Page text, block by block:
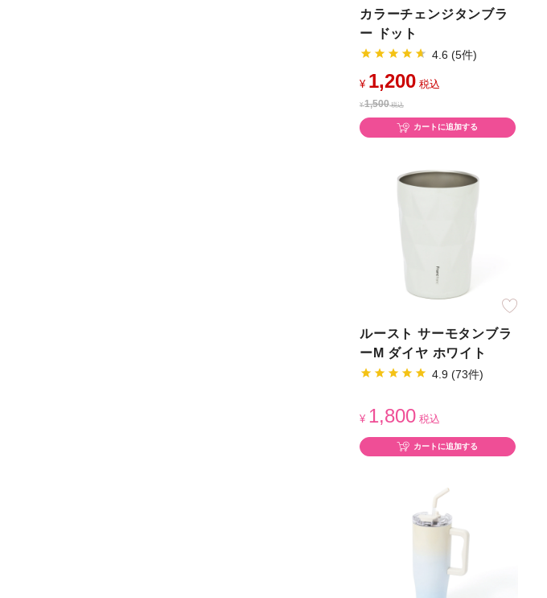
カラーチェンジタンブラ
ー ドット
4.6 (5件)
¥ 1,200 税込
¥1,500税込
カートに追加する
ルースト サーモタンブラ
ーM ダイヤ ホワイト
4.9 (73件)
¥ 1,800 税込
カートに追加する